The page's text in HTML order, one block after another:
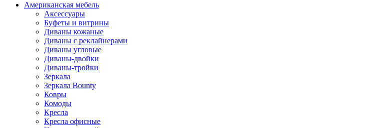
Американская мебель
Аксессуары
Буфеты и витрины
Диваны кожаные
Диваны с реклайнерами
Диваны угловые
Диваны-двойки
Диваны-тройки
Зеркала
Зеркала Bounty
Ковры
Комоды
Кресла
Кресла офисные